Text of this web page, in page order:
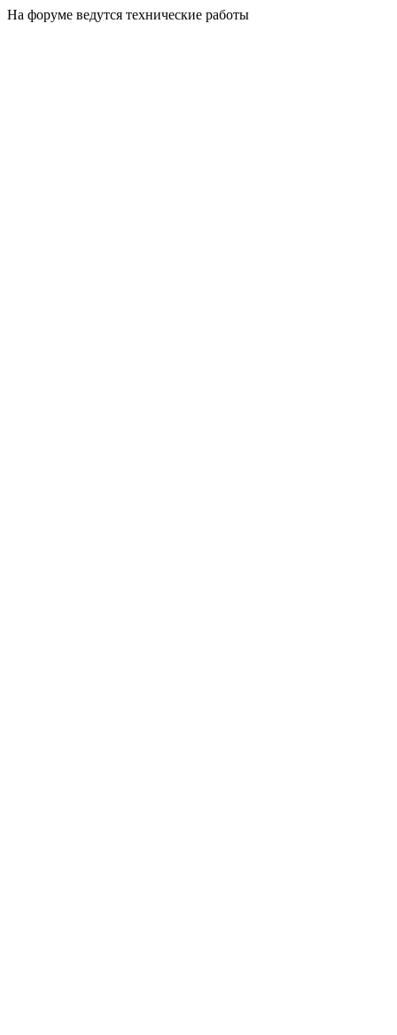
На форуме ведутся технические работы